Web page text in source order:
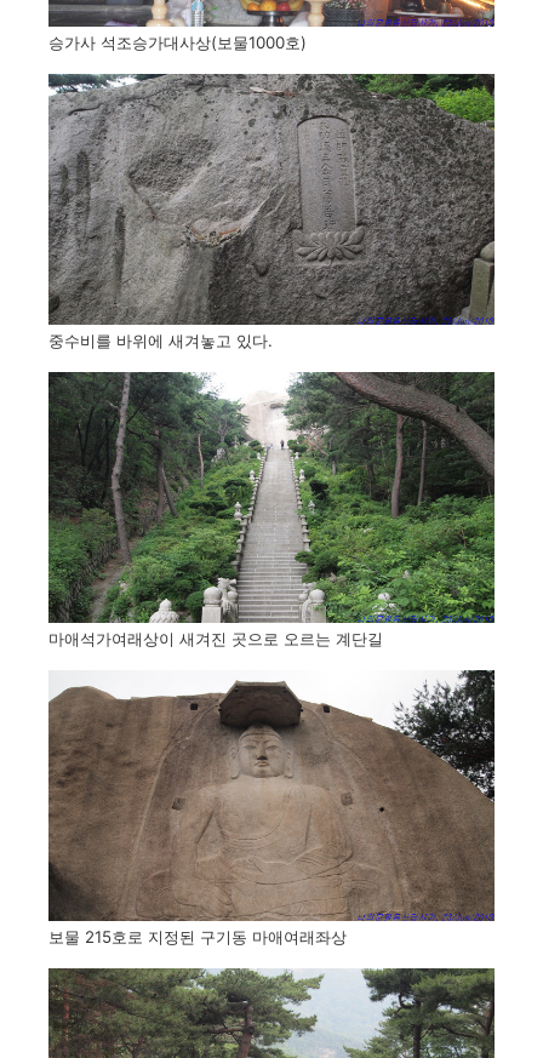
승가사 석조승가대사상(보물1000호)
중수비를 바위에 새겨놓고 있다.
마애석가여래상이 새겨진 곳으로 오르는 계단길
보물 215호로 지정된 구기동 마애여래좌상